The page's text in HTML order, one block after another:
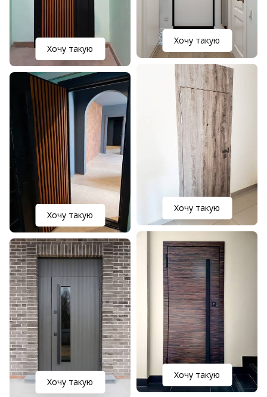
Хочу такую
Хочу такую
Хочу такую
Хочу такую
Хочу такую
Хочу такую